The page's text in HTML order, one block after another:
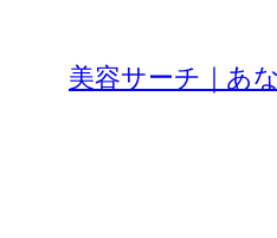
美容サーチ｜あ